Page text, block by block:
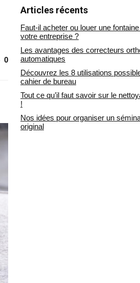
0
Articles récents
Faut-il acheter ou louer une
votre entreprise ?
Les avantages des correcteurs
automatiques
Découvrez les 8 utilisations
cahier de bureau
Tout ce qu’il faut savoir sur le
!
Nos idées pour organiser un
original